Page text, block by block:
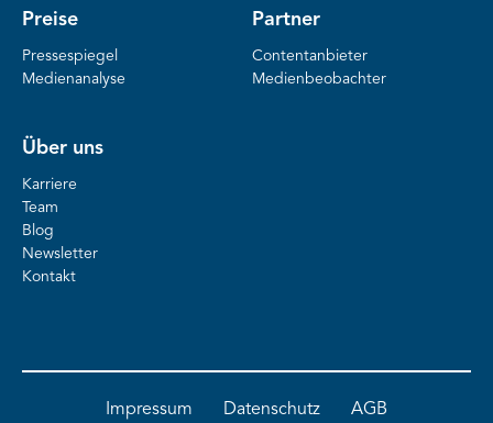
Preise
Pressespiegel
Medienanalyse
Partner
Contentanbieter
Medienbeobachter
Über uns
Karriere
Team
Blog
Newsletter
Kontakt
Impressum Datenschutz AGB